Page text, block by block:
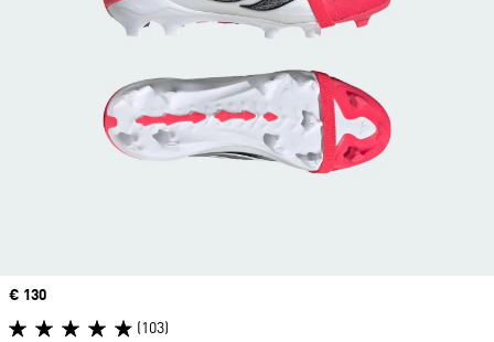
Price
€ 130
(103)